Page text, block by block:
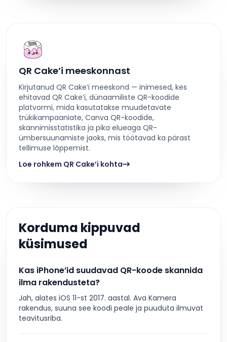
QR Cake’i meeskonnast
Kirjutanud QR Cake’i meeskond — inimesed, kes
ehitavad QR Cake’i, dünaamiliste QR-koodide
platvormi, mida kasutatakse muudetavate
trükikampaaniate, Canva QR-koodide,
skannimisstatistika ja pika elueaga QR-
ümbersuunamiste jaoks, mis töötavad ka pärast
tellimuse lõppemist.
Loe rohkem QR Cake’i kohta
Korduma kippuvad
küsimused
Kas iPhone’id suudavad QR-koode skannida
ilma rakendusteta?
Jah, alates iOS 11-st 2017. aastal. Ava Kamera
rakendus, suuna see koodi peale ja puuduta ilmuvat
teavitusriba.